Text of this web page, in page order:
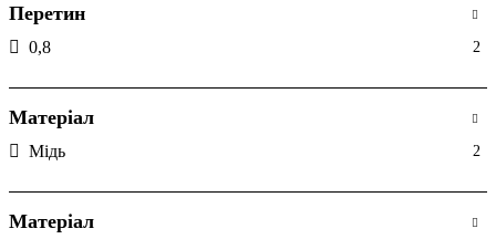
Перетин
0,8 2
Матеріал
Мідь 2
Матеріал